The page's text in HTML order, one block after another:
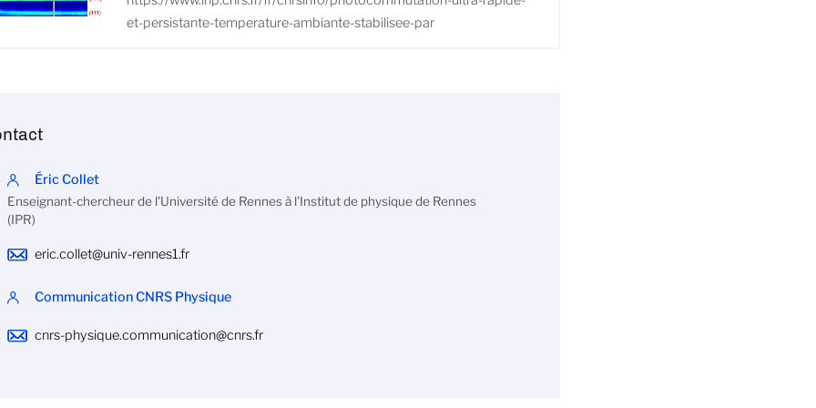
et-persistante-temperature-ambiante-stabilisee-par
Éric Collet
Enseignant-chercheur de l'Université de Rennes à l'Institut de physique de Rennes
(IPR)
eric.collet@univ-rennes1.fr
Communication CNRS Physique
cnrs-physique.communication@cnrs.fr